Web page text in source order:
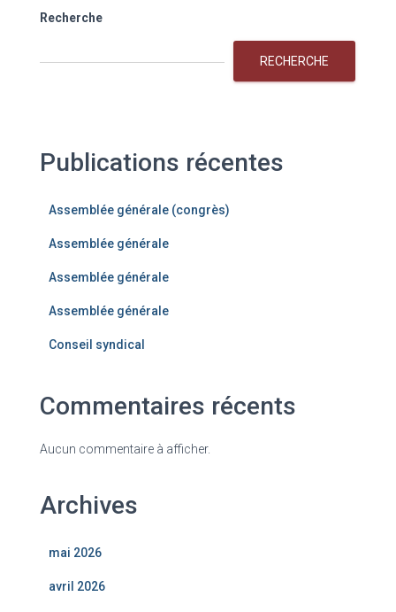
Recherche
RECHERCHE
Publications récentes
Assemblée générale (congrès)
Assemblée générale
Assemblée générale
Assemblée générale
Conseil syndical
Commentaires récents
Aucun commentaire à afficher.
Archives
mai 2026
avril 2026